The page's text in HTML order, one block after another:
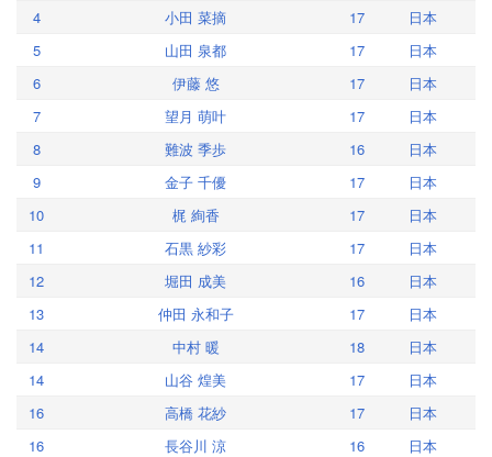
4
小田 菜摘 17
日本
5
山田 泉都 17
日本
6
伊藤 悠 17
日本
7
望月 萌叶 17
日本
8
難波 季歩 16
日本
9
金子 千優 17
日本
10
梶 絢香 17
日本
11
石黒 紗彩 17
日本
12
堀田 成美 16
日本
13
仲田 永和子 17
日本
14
中村 暖 18
日本
14
山谷 煌美 17
日本
16
高橋 花紗 17
日本
16
長谷川 涼 16
日本